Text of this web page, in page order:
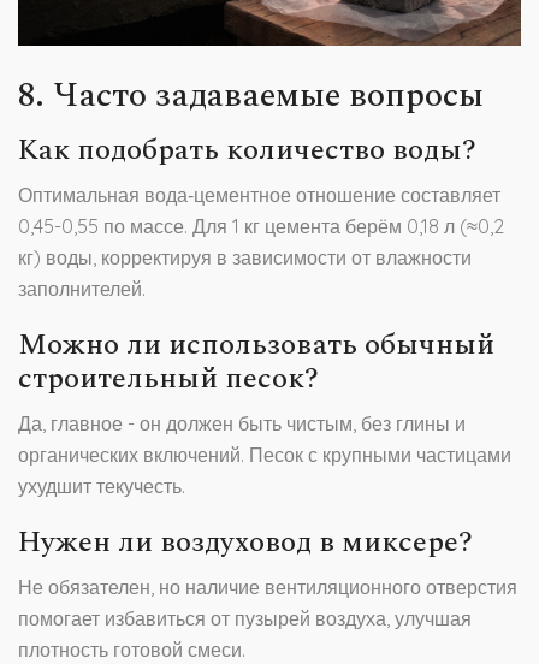
8. Часто задаваемые вопросы
Как подобрать количество воды?
Оптимальная вода‑цементное отношение составляет
0,45-0,55 по массе. Для 1 кг цемента берём 0,18 л (≈0,2
кг) воды, корректируя в зависимости от влажности
заполнителей.
Можно ли использовать обычный
строительный песок?
Да, главное - он должен быть чистым, без глины и
органических включений. Песок с крупными частицами
ухудшит текучесть.
Нужен ли воздуховод в миксере?
Не обязателен, но наличие вентиляционного отверстия
помогает избавиться от пузырей воздуха, улучшая
плотность готовой смеси.